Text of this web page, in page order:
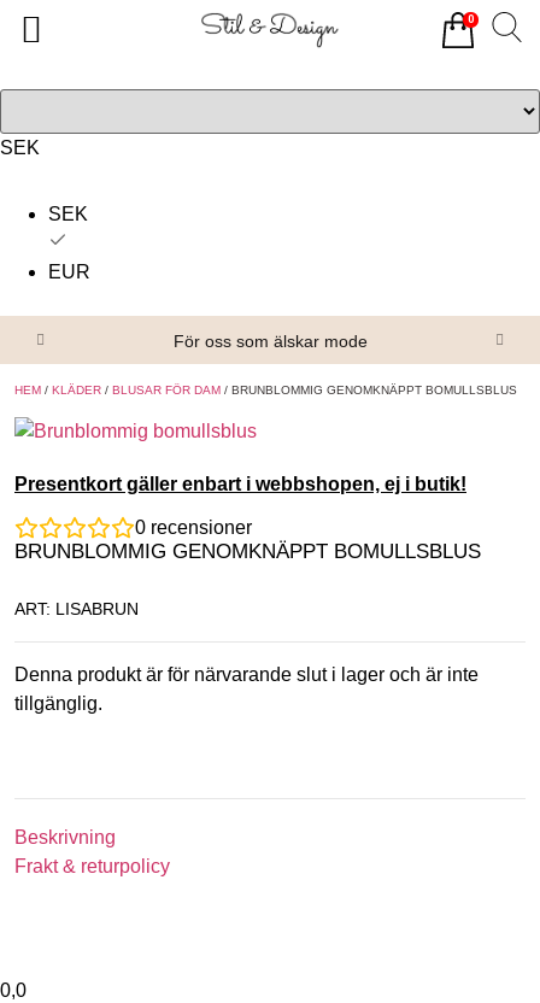
SEK
SEK
EUR
För oss som älskar mode
HEM / KLÄDER / BLUSAR FÖR DAM / BRUNBLOMMIG GENOMKNÄPPT BOMULLSBLUS
Presentkort gäller enbart i webbshopen, ej i butik!
0 recensioner
BRUNBLOMMIG GENOMKNÄPPT BOMULLSBLUS
ART: LISABRUN
Denna produkt är för närvarande slut i lager och är inte
tillgänglig.
Beskrivning
Frakt & returpolicy
0,0
0
Alla produkter
Om oss